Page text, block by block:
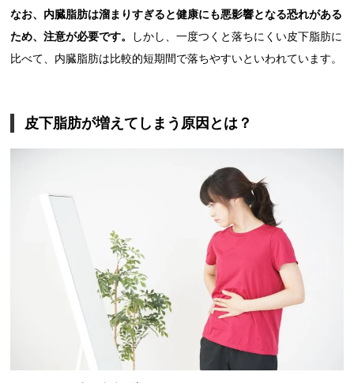
なお、内臓脂肪は溜まりすぎると健康にも悪影響となる恐れがある
ため、注意が必要です。
しかし、一度つくと落ちにくい皮下脂肪に
比べて、内臓脂肪は比較的短期間で落ちやすいといわれています。
皮下脂肪が増えてしまう原因とは？